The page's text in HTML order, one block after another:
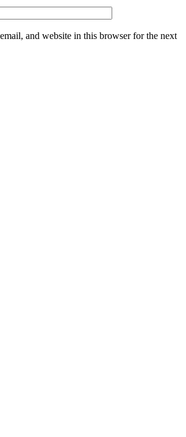
and website in this browser for the next